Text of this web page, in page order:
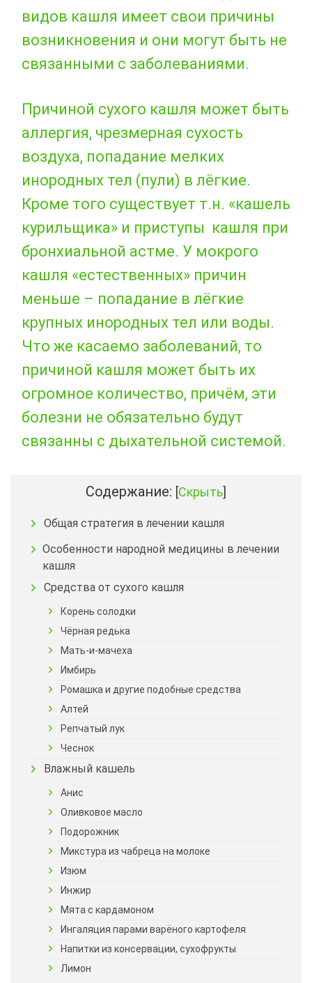
видов кашля имеет свои причины
возникновения и они могут быть не
связанными с заболеваниями.
Причиной сухого кашля может быть
аллергия, чрезмерная сухость
воздуха, попадание мелких
инородных тел (пули) в лёгкие.
Кроме того существует т.н. «кашель
курильщика» и приступы кашля при
бронхиальной астме. У мокрого
кашля «естественных» причин
меньше – попадание в лёгкие
крупных инородных тел или воды.
Что же касаемо заболеваний, то
причиной кашля может быть их
огромное количество, причём, эти
болезни не обязательно будут
связанны с дыхательной системой.
Содержание: [Скрыть]
Общая стратегия в лечении кашля
Особенности народной медицины в лечении
кашля
Средства от сухого кашля
Корень солодки
Чёрная редька
Мать-и-мачеха
Имбирь
Ромашка и другие подобные средства
Алтей
Репчатый лук
Чеснок
Влажный кашель
Анис
Оливковое масло
Подорожник
Микстура из чабреца на молоке
Изюм
Инжир
Мята с кардамоном
Ингаляция парами варёного картофеля
Напитки из консервации, сухофрукты
Лимон